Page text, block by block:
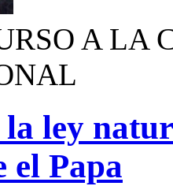
A LA
ley
el Papa